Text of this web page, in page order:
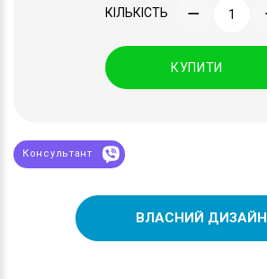
КІЛЬКІСТЬ
КУПИТИ
Консультант
ВЛАСНИЙ ДИЗАЙН